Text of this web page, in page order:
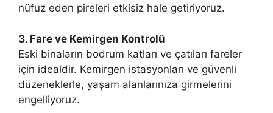
nüfuz eden pireleri etkisiz hale getiriyoruz.
3. Fare ve Kemirgen Kontrolü
Eski binaların bodrum katları ve çatıları fareler
için idealdir. Kemirgen istasyonları ve güvenli
düzeneklerle, yaşam alanlarınıza girmelerini
engelliyoruz.